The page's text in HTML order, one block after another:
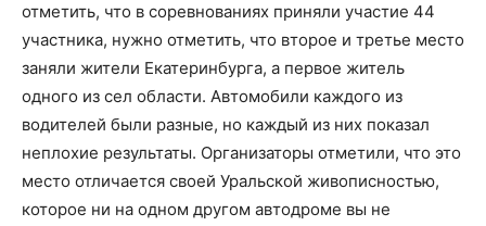
отметить, что в соревнованиях приняли участие 44
участника, нужно отметить, что второе и третье место
заняли жители Екатеринбурга, а первое житель
одного из сел области. Автомобили каждого из
водителей были разные, но каждый из них показал
неплохие результаты. Организаторы отметили, что это
место отличается своей Уральской живописностью,
которое ни на одном другом автодроме вы не